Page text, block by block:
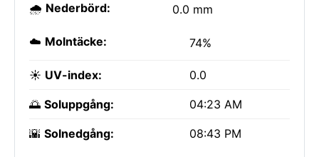
🌧️ Nederbörd: 0.0 mm
☁️ Molntäcke: 74%
☀️ UV-index: 0.0
🌅 Soluppgång: 04:23 AM
🌇 Solnedgång: 08:43 PM